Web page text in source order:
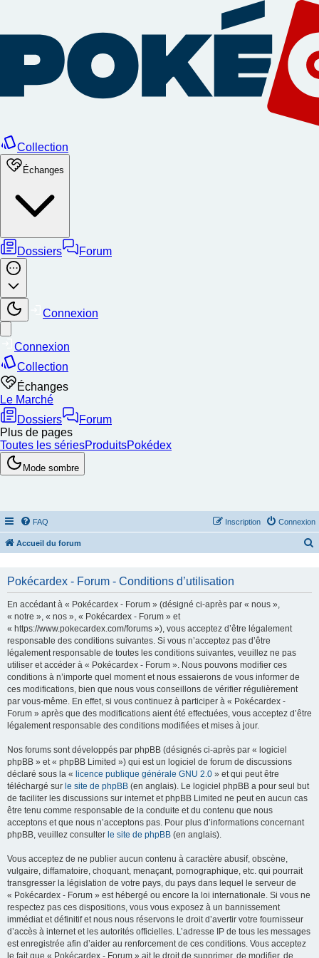
FAQ Connexion
Inscription
Accueil du forum
Pokécardex - Forum - Conditions d’utilisation
En accédant à « Pokécardex - Forum » (désigné ci-après par « nous »,
« notre », « nos », « Pokécardex - Forum » et
« https://www.pokecardex.com/forums »), vous acceptez d’être légalement
responsable des conditions suivantes. Si vous n’acceptez pas d’être
légalement responsable de toutes les conditions suivantes, veuillez ne pas
utiliser et accéder à « Pokécardex - Forum ». Nous pouvons modifier ces
conditions à n’importe quel moment et nous essaierons de vous informer de
ces modifications, bien que nous vous conseillons de vérifier régulièrement
par vous-même. En effet, si vous continuez à participer à « Pokécardex -
Forum » après que des modifications aient été effectuées, vous acceptez d’être
légalement responsable des conditions modifiées et mises à jour.
Nos forums sont développés par phpBB (désignés ci-après par « logiciel
phpBB » et « phpBB Limited ») qui est un logiciel de forum de discussions
déclaré sous la « licence publique générale GNU 2.0 » et qui peut être
téléchargé sur le site de phpBB (en anglais). Le logiciel phpBB a pour seul but
de faciliter les discussions sur internet et phpBB Limited ne peut en aucun cas
être tenu comme responsable de la conduite et du contenu que nous
acceptons et que nous n’acceptons pas. Pour plus d’informations concernant
phpBB, veuillez consulter le site de phpBB (en anglais).
Vous acceptez de ne publier aucun contenu à caractère abusif, obscène,
vulgaire, diffamatoire, choquant, menaçant, pornographique, etc. qui pourrait
transgresser la législation de votre pays, du pays dans lequel le serveur de
« Pokécardex - Forum » est hébergé ou encore la loi internationale. Si vous ne
respectez pas ces dispositions, vous vous exposez à un bannissement
immédiat et définitif et nous nous réservons le droit d’avertir votre fournisseur
d’accès à internet et les autorités officielles. L’adresse IP de tous les messages
est enregistrée afin d’aider au renforcement de ces conditions. Vous acceptez
le fait que « Pokécardex - Forum » ait le droit de supprimer, de modifier, de